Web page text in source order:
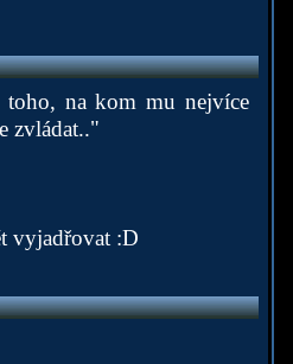
toho, na kom mu nejvíce
zvládat.."
vyjadřovat :D